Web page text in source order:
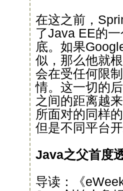
在这之前，
了Java EE的
底。如果
似，那么他就
会在受任何限
情。这一切的
之间的距离越
所面对的同样
但是不同平台
Java之父首度
导读：《